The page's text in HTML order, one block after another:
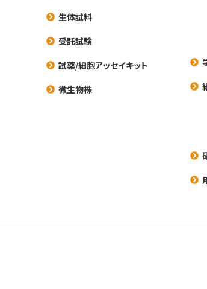
生体試料
受託試験
試薬/細胞アッセイキット
微生物株